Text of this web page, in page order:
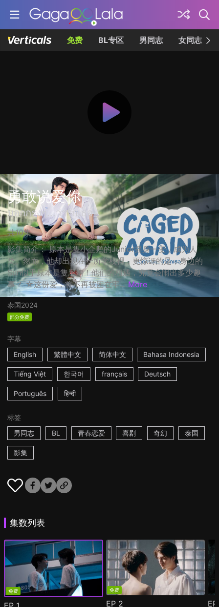
免费 BL专区 男同志 女同志
勇敢说爱你
บอกกรงๆ...ว่ารักเธอ
共10集
影集简介： 原本是隻小企鹅的Junior摇身一变，成为人
类。然而，他却出现在一所学校裡，更惊讶的是，身边的
Sun似乎原本是隻黑豹！他们的相遇，究竟会闹出多少趣
事？ ☆这份爱，将不再被困在牢... More
泰国2024
部分免费
字幕
English
繁體中文 简体中文 Bahasa Indonesia
Tiếng Việt 한국어 français Deutsch
Português हिन्दी
标签
男同志
BL 青春恋爱 喜剧 奇幻 泰国
影集
集数列表
免费 免费
EP 2